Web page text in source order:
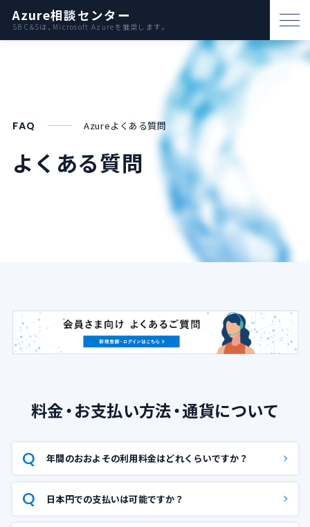
Azure相談センター
SB C&Sは、Microsoft Azureを推奨します。
パートナー支援
資料ダウンロード
お問い合わせ
Azureとは
AWS比較
導入支援サービス
イベント・セミナー
よくある質問
SB C&Sの強み
FAQ Azureよくある質問​
よくある質問
料金・お支払い方法・通貨について
年間のおおよその利用料金はどれくらいですか？
日本円での支払いは可能ですか？